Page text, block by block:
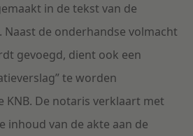
in de tekst van de
de onderhandse volmacht
gevoegd, dient ook een
te worden
KNB. De notaris verklaart met
inhoud van de akte aan de